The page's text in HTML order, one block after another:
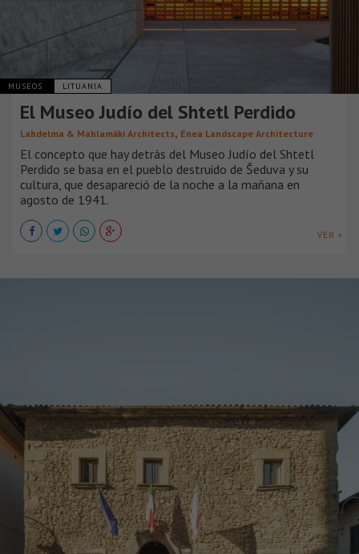
MUSEOS LITUANIA
El Museo Judío del Shtetl Perdido
Lahdelma & Mahlamäki Architects, Enea Landscape Architecture
El concepto que hay detrás del Museo Judío del Shtetl
Perdido se basa en el pueblo destruido de Šeduva y su
cultura, que desapareció de la noche a la mañana en
agosto de 1941.
VER +